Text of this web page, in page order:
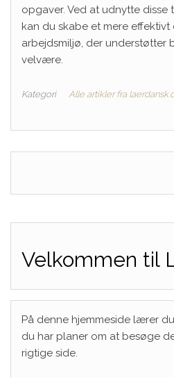
opgaver. Ved at udnytte disse
kan du skabe et mere
arbejdsmiljø, der understøtter
velvære.
Kategori Alle artikler fra
Velkommen til
På denne hjemmeside lærer
du har planer om at besøge
rigtige side.